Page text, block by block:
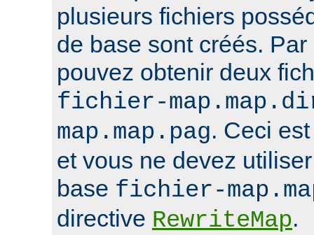
plusieurs fichiers
de base sont créés.
pouvez obtenir deux
fichier-
map.map.pag. Ceci
et vous ne devez
base fichier-
directive RewriteMap.